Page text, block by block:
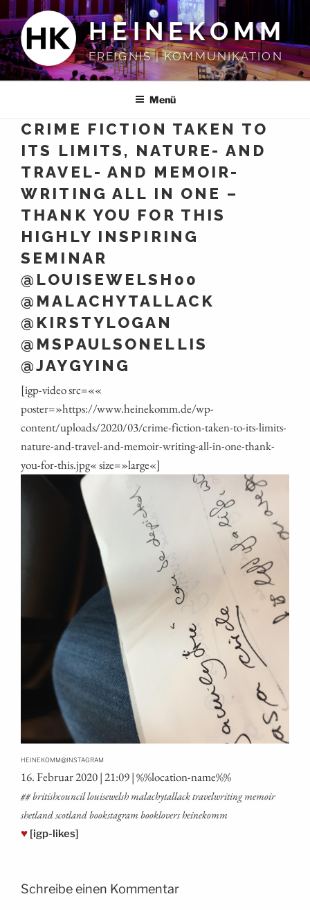
Inhalt
springen
HEINEKOMM
EREIGNIS | KOMMUNIKATION
Menü
CRIME FICTION TAKEN TO
ITS LIMITS, NATURE- AND
TRAVEL- AND MEMOIR-
WRITING ALL IN ONE –
THANK YOU FOR THIS
HIGHLY INSPIRING
SEMINAR
@LOUISEWELSH00
@MALACHYTALLACK
@KIRSTYLOGAN
@MSPAULSONELLIS
@JAYGYING
[igp-video src=««
poster=»https://www.heinekomm.de/wp-
content/uploads/2020/03/crime-fiction-taken-to-its-limits-
nature-and-travel-and-memoir-writing-all-in-one-thank-
you-for-this.jpg« size=»large«]
HEINEKOMM@INSTAGRAM
16. Febru­ar 2020 | 21:09 | %%loca­ti­on-name%%
## bri­tish­coun­cil loui­se­welsh malachytall­ack tra­vel­wri­ting memoir
shet­land scot­land booksta­gram book­lovers heinekomm
♥ [igp-likes]
Schreibe einen Kommentar